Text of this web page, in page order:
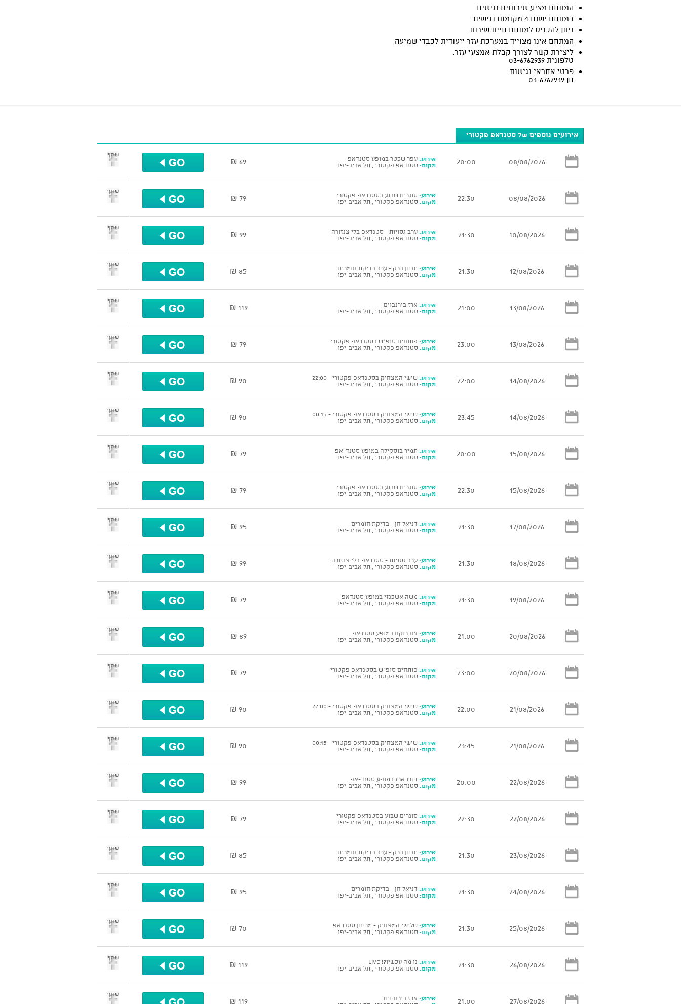
המתחם מציע שירותים נגישים
במתחם ישנם 4 מקומות נגישים
ניתן להכניס למתחם חיית שירות
המתחם אינו מצוייד במערכת עזר ייעודית לכבדי שמיעה
ליצירת קשר לצורך קבלת אמצעי עזר:
טלפונית 03-6762939
פרטי אחראי נגישות:
חן 03-6762939
אירועים נוספים של סטנדאפ פקטורי
08/08/2026
20:00 אירוע: עפר שכטר במופע סטנדאפ
מקום: סטנדאפ פקטורי , תל אביב-יפו 69 ₪
שתף
08/08/2026
22:30 אירוע: סוגרים שבוע בסטנדאפ פקטורי
מקום: סטנדאפ פקטורי , תל אביב-יפו 79 ₪
שתף
10/08/2026
21:30 אירוע: ערב גסויות - סטנדאפ בלי צנזורה
מקום: סטנדאפ פקטורי , תל אביב-יפו 99 ₪
שתף
12/08/2026
21:30 אירוע: יונתן ברק - ערב בדיקת חומרים
מקום: סטנדאפ פקטורי , תל אביב-יפו 85 ₪
שתף
13/08/2026
21:00 אירוע: ארז בירנבוים
מקום: סטנדאפ פקטורי , תל אביב-יפו 119 ₪
שתף
13/08/2026
23:00 אירוע: פותחים סופ"ש בסטנדאפ פקטורי
מקום: סטנדאפ פקטורי , תל אביב-יפו 79 ₪
שתף
14/08/2026
22:00 אירוע: שישי המצחיק בסטנדאפ פקטורי - 22:00
מקום: סטנדאפ פקטורי , תל אביב-יפו 90 ₪
שתף
14/08/2026
23:45 אירוע: שישי המצחיק בסטנדאפ פקטורי - 00:15
מקום: סטנדאפ פקטורי , תל אביב-יפו 90 ₪
שתף
15/08/2026
20:00 אירוע: תמיר בוסקילה במופע סטנד-אפ
מקום: סטנדאפ פקטורי , תל אביב-יפו 79 ₪
שתף
15/08/2026
22:30 אירוע: סוגרים שבוע בסטנדאפ פקטורי
מקום: סטנדאפ פקטורי , תל אביב-יפו 79 ₪
שתף
17/08/2026
21:30 אירוע: דניאל חן - בדיקת חומרים
מקום: סטנדאפ פקטורי , תל אביב-יפו 95 ₪
שתף
18/08/2026
21:30 אירוע: ערב גסויות - סטנדאפ בלי צנזורה
מקום: סטנדאפ פקטורי , תל אביב-יפו 99 ₪
שתף
19/08/2026
21:30 אירוע: משה אשכנזי במופע סטנדאפ
מקום: סטנדאפ פקטורי , תל אביב-יפו 79 ₪
שתף
20/08/2026
21:00 אירוע: צח רוקח במופע סטנדאפ
מקום: סטנדאפ פקטורי , תל אביב-יפו 89 ₪
שתף
20/08/2026
23:00 אירוע: פותחים סופ"ש בסטנדאפ פקטורי
מקום: סטנדאפ פקטורי , תל אביב-יפו 79 ₪
שתף
21/08/2026
22:00 אירוע: שישי המצחיק בסטנדאפ פקטורי - 22:00
מקום: סטנדאפ פקטורי , תל אביב-יפו 90 ₪
שתף
21/08/2026
23:45 אירוע: שישי המצחיק בסטנדאפ פקטורי - 00:15
מקום: סטנדאפ פקטורי , תל אביב-יפו 90 ₪
שתף
22/08/2026
20:00 אירוע: דודו ארז במופע סטנד-אפ
מקום: סטנדאפ פקטורי , תל אביב-יפו 99 ₪
שתף
22/08/2026
22:30 אירוע: סוגרים שבוע בסטנדאפ פקטורי
מקום: סטנדאפ פקטורי , תל אביב-יפו 79 ₪
שתף
23/08/2026
21:30 אירוע: יונתן ברק - ערב בדיקת חומרים
מקום: סטנדאפ פקטורי , תל אביב-יפו 85 ₪
שתף
24/08/2026
21:30 אירוע: דניאל חן - בדיקת חומרים
מקום: סטנדאפ פקטורי , תל אביב-יפו 95 ₪
שתף
25/08/2026
21:30 אירוע: שלישי המצחיק - מרתון סטנדאפ
מקום: סטנדאפ פקטורי , תל אביב-יפו 70 ₪
שתף
26/08/2026
21:30 אירוע: נו מה עכשיו?! Live
מקום: סטנדאפ פקטורי , תל אביב-יפו 119 ₪
שתף
27/08/2026
21:00 אירוע: ארז בירנבוים
119 ₪
שתף